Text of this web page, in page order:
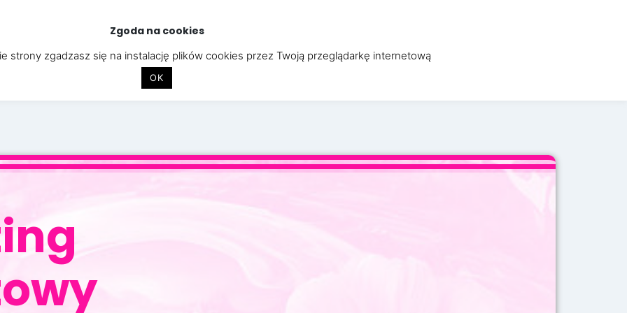
Zgoda na cookies
strony zgadzasz się na instalację plików cookies przez Twoją przeglądarkę internetową
OK